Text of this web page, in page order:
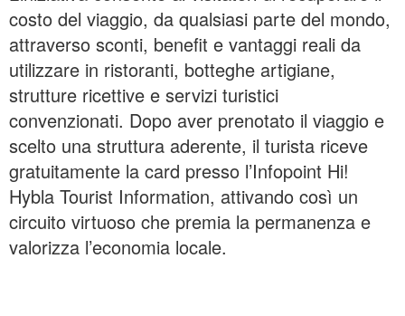
costo del viaggio, da qualsiasi parte del mondo,
attraverso sconti, benefit e vantaggi reali da
utilizzare in ristoranti, botteghe artigiane,
strutture ricettive e servizi turistici
convenzionati. Dopo aver prenotato il viaggio e
scelto una struttura aderente, il turista riceve
gratuitamente la card presso l’Infopoint Hi!
Hybla Tourist Information, attivando così un
circuito virtuoso che premia la permanenza e
valorizza l’economia locale.